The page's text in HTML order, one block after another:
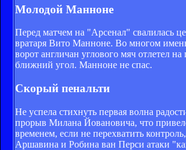
Молодой Манноне
Перед матчем на "Арсенал" свалилась
вратаря Вито Манноне. Во многом
ворот англичан углового мяч отлетел
ближний угол. Манноне не спас.
Скорый пенальти
Не успела стихнуть первая волна
прорыв Милана Йовановича, что
временем, если не перехватить
Аршавина и Робина ван Перси атаки